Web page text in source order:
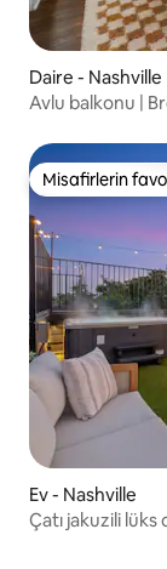
Daire - Nashville
Avlu balkonu |
Misafirlerin
Misafirlerin
Ev - Nashville
Çatı jakuzili